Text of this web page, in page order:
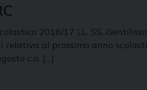
2016/17 LL. SS.
al prossimo anno
c.a. […]